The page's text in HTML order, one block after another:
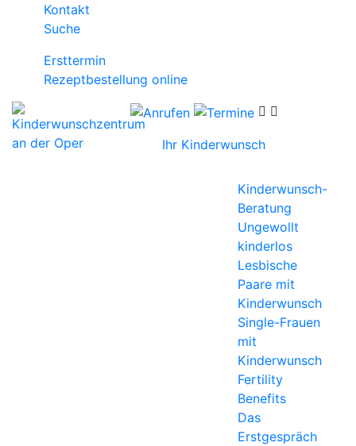
Kontakt
Suche
Ersttermin
Rezeptbestellung online
Ihr Kinderwunsch
Kinderwunsch-
Beratung
Ungewollt
kinderlos
Lesbische
Paare mit
Kinderwunsch
Single-Frauen
mit
Kinderwunsch
Fertility
Benefits
Das
Erstgespräch